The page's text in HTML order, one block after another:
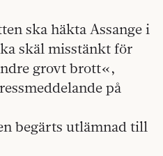
ska häkta Assange i
skäl misstänkt för
grovt brott«,
på
begärts utlämnad till